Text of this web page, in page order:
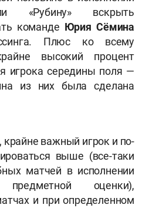
«Рубину» вскрыть
команде Юрия Сёмина
Плюс ко всему
высокий процент
игрока середины поля —
из них была сделана
крайне важный игрок и по-
выше (все-таки
матчей в исполнении
оценки),
и при определенном